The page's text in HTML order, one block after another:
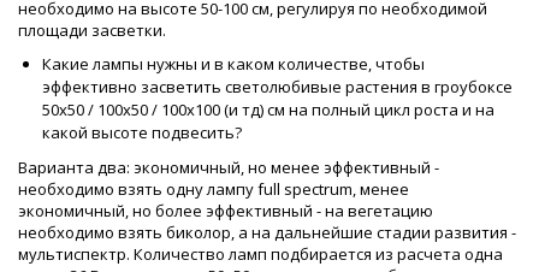
необходимо на высоте 50-100 см, регулируя по необходимой
площади засветки.
Какие лампы нужны и в каком количестве, чтобы
эффективно засветить светолюбивые растения в гроубоксе
50х50 / 100х50 / 100х100 (и тд) см на полный цикл роста и на
какой высоте подвесить?
Варианта два: экономичный, но менее эффективный -
необходимо взять одну лампу full spectrum, менее
экономичный, но более эффективный - на вегетацию
необходимо взять биколор, а на дальнейшие стадии развития -
мультиспектр. Количество ламп подбирается из расчета одна